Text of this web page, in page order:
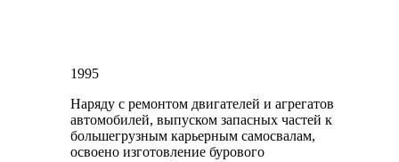
1995
Наряду с ремонтом двигателей и агрегатов
автомобилей, выпуском запасных частей к
большегрузным карьерным самосвалам,
освоено изготовление бурового